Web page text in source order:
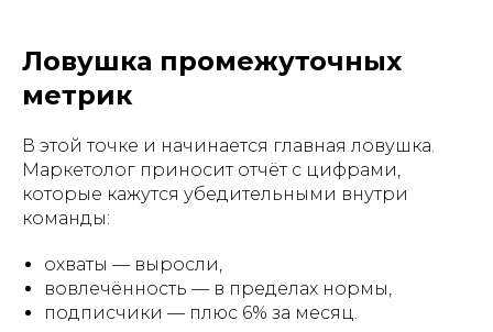
Ловушка промежуточных
метрик
В этой точке и начинается главная ловушка.
Маркетолог приносит отчёт с цифрами,
которые кажутся убедительными внутри
команды:
охваты — выросли,
вовлечённость — в пределах нормы,
подписчики — плюс 6% за месяц.